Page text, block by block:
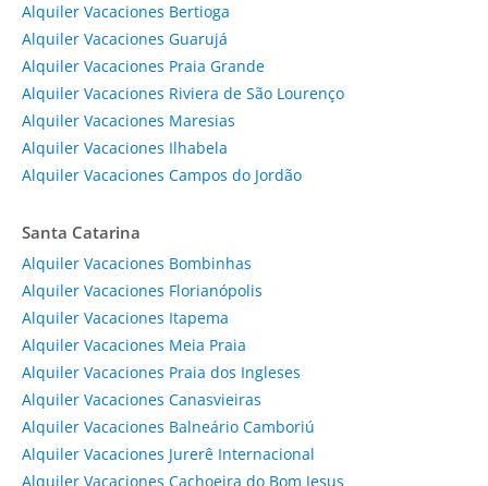
Alquiler Vacaciones Bertioga
Alquiler Vacaciones Guarujá
Alquiler Vacaciones Praia Grande
Alquiler Vacaciones Riviera de São Lourenço
Alquiler Vacaciones Maresias
Alquiler Vacaciones Ilhabela
Alquiler Vacaciones Campos do Jordão
Santa Catarina
Alquiler Vacaciones Bombinhas
Alquiler Vacaciones Florianópolis
Alquiler Vacaciones Itapema
Alquiler Vacaciones Meia Praia
Alquiler Vacaciones Praia dos Ingleses
Alquiler Vacaciones Canasvieiras
Alquiler Vacaciones Balneário Camboriú
Alquiler Vacaciones Jurerê Internacional
Alquiler Vacaciones Cachoeira do Bom Jesus